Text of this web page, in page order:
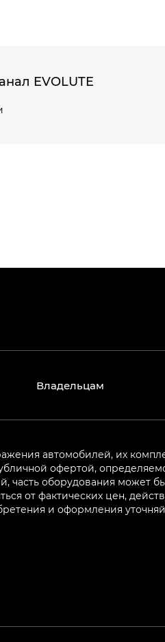
EVOLUTE
Владельцам
автомобилей, их
офертой,
оборудования может
от фактических цен,
и оформления